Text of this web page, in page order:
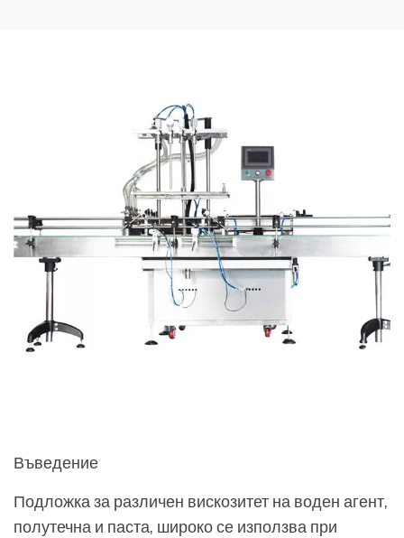
Въведение
Подложка за различен вискозитет на воден агент,
полутечна и паста, широко се използва при